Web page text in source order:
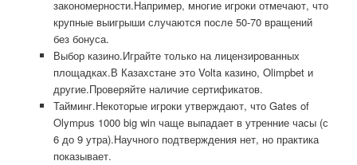
закономерности.Например, многие игроки отмечают, что
крупные выигрыши случаются после 50-70 вращений
без бонуса.
Выбор казино.Играйте только на лицензированных
площадках.В Казахстане это Volta казино, Olimpbet и
другие.Проверяйте наличие сертификатов.
Тайминг.Некоторые игроки утверждают, что Gates of
Olympus 1000 big win чаще выпадает в утренние часы (с
6 до 9 утра).Научного подтверждения нет, но практика
показывает.